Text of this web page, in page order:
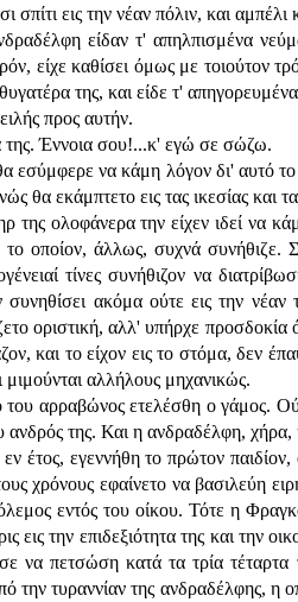
εις την νέαν πόλιν, και αμπέλι
είδαν τ' απηλπισμένα
είχε καθίσει όμως με τοιούτον
της, και είδε τ'
προς αυτήν.
Έννοια σου!...κ' εγώ σε σώζω.
εσύμφερε να κάμη λόγον δι' αυτό
θα εκάμπτετο εις τας ικεσίας
ολοφάνερα την είχεν ιδεί να
οποίον, άλλως, συχνά συνήθιζε.
τίνες συνήθιζον να
συνηθίσει ακόμα ούτε εις την
οριστική, αλλ' υπήρχε
και το είχον εις το στόμα, δεν
αλλήλους μηχανικώς.
αρραβώνος ετελέσθη ο γάμος.
ανδρός της. Και η ανδραδέλφη,
εν έτος, εγεννήθη το πρώτον
χρόνους εφαίνετο να βασιλεύη
εντός του οίκου. Τότε η
εις την επιδεξιότητα της και
να πετσώση κατά τα τρία
τυραννίαν της ανδραδέλφης, η